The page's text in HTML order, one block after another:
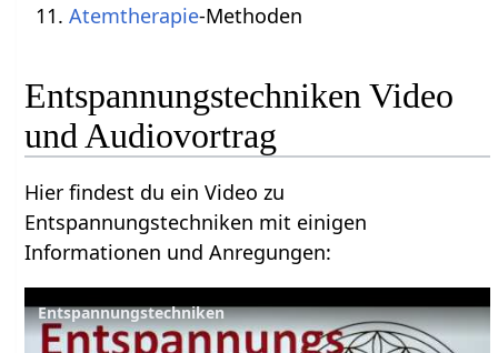
Atemtherapie-Methoden
Entspannungstechniken Video
und Audiovortrag
Hier findest du ein Video zu
Entspannungstechniken mit einigen
Informationen und Anregungen:
Entspannungstechniken